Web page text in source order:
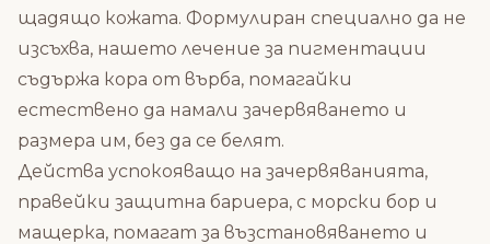
щадящо кожата. Формулиран специално да не
изсъхва, нашето лечение за пигментации
съдържа кора от върба, помагайки
естествено да намали зачервяването и
размера им, без да се белят.
Действа успокояващо на зачервяванията,
правейки защитна бариера, с морски бор и
мащерка, помагат за възстановяването и